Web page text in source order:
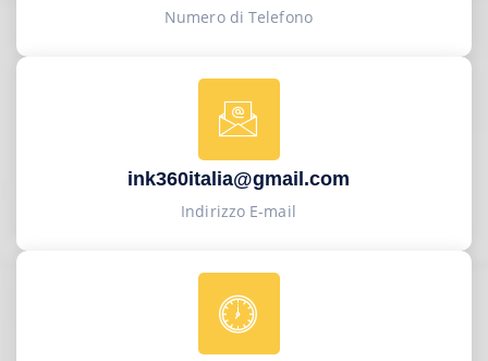
Numero di Telefono
ink360italia@gmail.com
Indirizzo E-mail